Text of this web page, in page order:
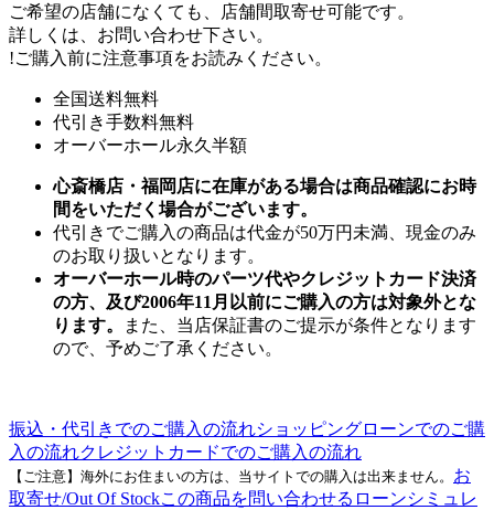
ご希望の店舗になくても、店舗間取寄せ可能です。
詳しくは、お問い合わせ下さい。
!ご購入前に注意事項をお読みください。
全国送料無料
代引き手数料無料
オーバーホール永久半額
心斎橋店・福岡店に在庫がある場合は商品確認にお時
間をいただく場合がございます。
代引きでご購入の商品は代金が50万円未満、現金のみ
のお取り扱いとなります。
オーバーホール時のパーツ代やクレジットカード決済
の方、及び2006年11月以前にご購入の方は対象外とな
ります。
また、当店保証書のご提示が条件となります
ので、予めご了承ください。
振込・代引きでのご購入の流れショッピングローンでのご購
入の流れクレジットカードでのご購入の流れ
【ご注意】海外にお住まいの方は、当サイトでの購入は出来ません。 お
取寄せ/Out Of Stockこの商品を問い合わせる ローンシミュレ